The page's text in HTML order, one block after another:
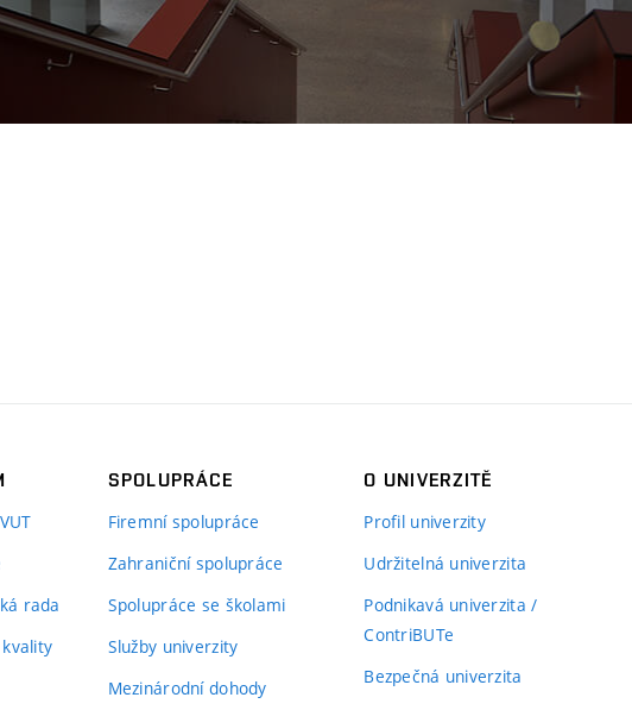
rada
SPOLUPRÁCE
Firemní spolupráce
Zahraniční spolupráce
Spolupráce se školami
Služby univerzity
Mezinárodní dohody
O UNIVERZITĚ
Profil univerzity
Udržitelná univerzita
Podnikavá univerzita /
ContriBUTe
Bezpečná univerzita